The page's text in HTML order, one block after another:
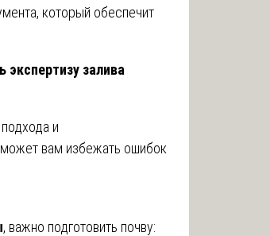
который обеспечит
экспертизу залива
и
вам избежать ошибок
, важно подготовить почву: